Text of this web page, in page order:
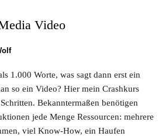
Video
1.000 Worte, was sagt dann erst ein
so ein Video? Hier mein Crashkurs
Bekanntermaßen benötigen
jede Menge Ressourcen: mehrere
viel Know-How, ein Haufen